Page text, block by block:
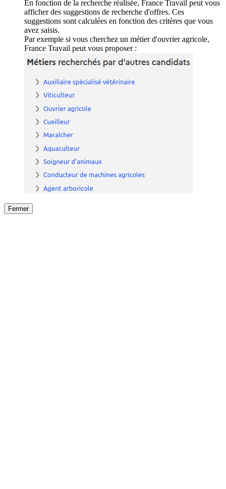
En fonction de la recherche réalisée, France Travail peut vous
afficher des suggestions de recherche d'offres. Ces
suggestions sont calculées en fonction des critères que vous
avez saisis.
Par exemple si vous cherchez un métier d'ouvrier agricole,
France Travail peut vous proposer :
Fermer